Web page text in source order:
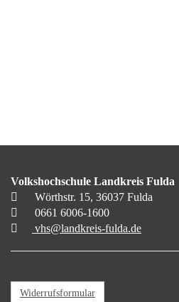
Volkshochschule Landkreis Fulda
Wörthstr. 15, 36037 Fulda
0661 6006-1600
vhs@landkreis-fulda.de
Widerrufsformular